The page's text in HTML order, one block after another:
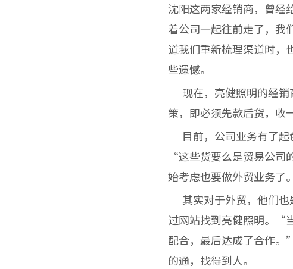
沈阳这两家经销商，曾经
着公司一起往前走了，我
道我们重新梳理渠道时，
些遗憾。
现在，亮健照明的经销
策，即必须先款后货，收
目前，公司业务有了起
“这些货要么是贸易公司
始考虑也要做外贸业务了
其实对于外贸，他们也
过网站找到亮健照明。“
配合，最后达成了合作
的通，找得到人。